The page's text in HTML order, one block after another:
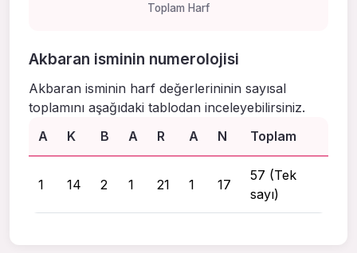
Toplam Harf
Akbaran isminin numerolojisi
Akbaran isminin harf değerlerininin sayısal
toplamını aşağıdaki tablodan inceleyebilirsiniz.
A
K B A R A N Toplam
1 14 2 1 21 1 17
57 (Tek
sayı)